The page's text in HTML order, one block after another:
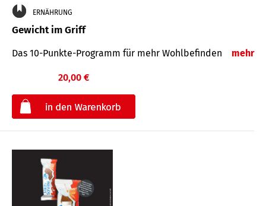
ERNÄHRUNG
Gewicht im Griff
Das 10-Punkte-Programm für mehr Wohlbefinden mehr
20,00 €